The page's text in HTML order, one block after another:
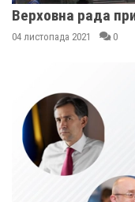
Верховна рада
04 листопада 2021 0